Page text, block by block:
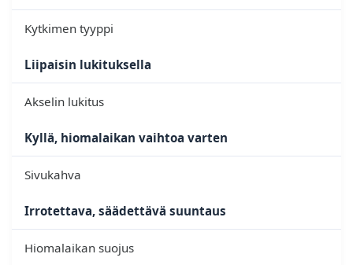
Kytkimen tyyppi
Liipaisin lukituksella
Akselin lukitus
Kyllä, hiomalaikan vaihtoa varten
Sivukahva
Irrotettava, säädettävä suuntaus
Hiomalaikan suojus